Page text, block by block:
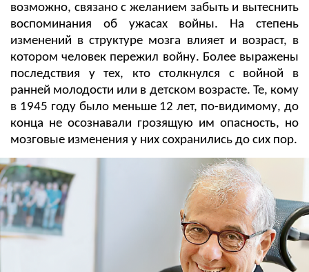
возможно, связано с желанием забыть и вытеснить
воспоминания об ужасах войны. На степень
изменений в структуре мозга влияет и возраст, в
котором человек пережил войну. Более выражены
последствия у тех, кто столкнулся с войной в
ранней молодости или в детском возрасте. Те, кому
в 1945 году было меньше 12 лет, по-видимому, до
конца не осознавали грозящую им опасность, но
мозговые изменения у них сохранились до сих пор.